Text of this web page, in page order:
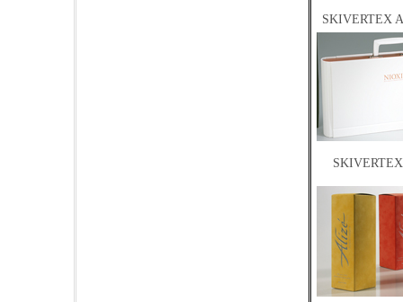
SKIVERTEX